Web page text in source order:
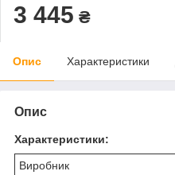
3 445 ₴
Опис Характеристики
Опис
Характеристики:
Виробник